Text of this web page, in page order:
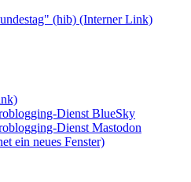
(hib) (Interner Link)
Dienst BlueSky
Dienst Mastodon
ein neues Fenster)